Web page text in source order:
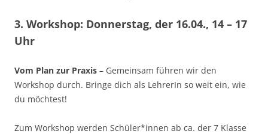
3. Workshop: Donnerstag, der 16.04., 14 – 17
Uhr
Vom Plan zur Praxis – Gemeinsam führen wir den
Workshop durch. Bringe dich als LehrerIn so weit ein, wie
du möchtest!
Zum Workshop werden Schüler*innen ab ca. der 7 Klasse